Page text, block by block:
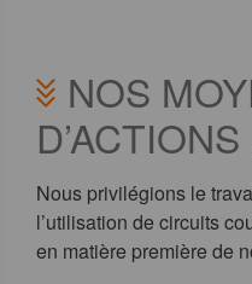
NOS
Nous privilégions le
l’utilisation de circuits
en matière première de